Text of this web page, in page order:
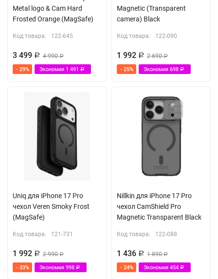
Metal logo & Cam Hard
Frosted Orange (MagSafe)
Код товара: 122-645
3 499 Р 4 990Р
- 29% Экономия 1 491 Р
Magnetic (Transparent
camera) Black
Код товара: 122-090
1 992 Р 2 690Р
- 25% Экономия 698 Р
Uniq для iPhone 17 Pro
чехол Veren Smoky Frost
(MagSafe)
Код товара: 121-731
1 992 Р 2 990Р
- 33% Экономия 998 Р
Nillkin для iPhone 17 Pro
чехол CamShield Pro
Magnetic Transparent Black
Код товара: 122-088
1 436 Р 1 890Р
- 24% Экономия 454 Р